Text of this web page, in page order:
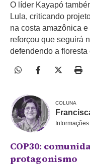
O líder Kayapó
Lula, criticando
na costa amazônica
reforçou que seguirá
defendendo a floresta
COLUNA
COP30:
protagonismo